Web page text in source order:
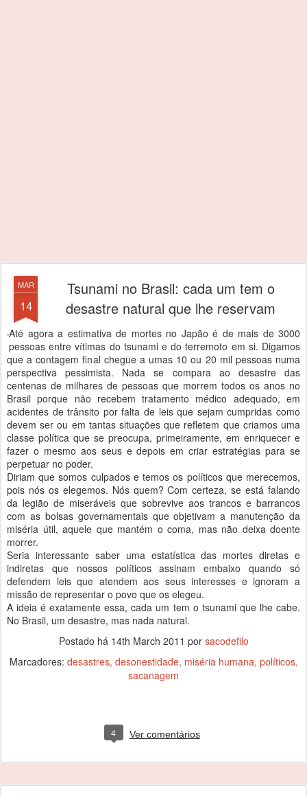
MAR
14
Tsunami no Brasil: cada um tem o
desastre natural que lhe reservam
Até agora a estimativa de mortes no Japão é de mais de 3000
pessoas entre vítimas do tsunami e do terremoto em si. Digamos
que a contagem final chegue a umas 10 ou 20 mil pessoas numa
perspectiva pessimista. Nada se compara ao desastre das
centenas de milhares de pessoas que morrem todos os anos no
Brasil porque não recebem tratamento médico adequado, em
acidentes de trânsito por falta de leis que sejam cumpridas como
devem ser ou em tantas situações que refletem que criamos uma
classe política que se preocupa, primeiramente, em enriquecer e
fazer o mesmo aos seus e depois em criar estratégias para se
perpetuar no poder.
Diriam que somos culpados e temos os políticos que merecemos,
pois nós os elegemos. Nós quem? Com certeza, se está falando
da legião de miseráveis que sobrevive aos trancos e barrancos
com as bolsas governamentais que objetivam a manutenção da
miséria útil, aquele que mantém o coma, mas não deixa doente
morrer.
Seria interessante saber uma estatística das mortes diretas e
indiretas que nossos políticos assinam embaixo quando só
defendem leis que atendem aos seus interesses e ignoram a
missão de representar o povo que os elegeu.
A ideia é exatamente essa, cada um tem o tsunami que lhe cabe.
No Brasil, um desastre, mas nada natural.
Postado há 14th March 2011 por sacodefilo
Marcadores: desastres desonestidade miséria humana políticos
sacanagem
4 Ver comentários